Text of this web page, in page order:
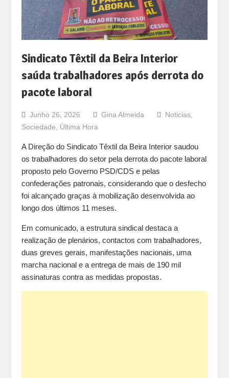
Sindicato Têxtil da Beira Interior
saúda trabalhadores após derrota do
pacote laboral
Junho 26, 2026 Gina Almeida Noticias,
Sociedade
Última Hora
A Direção do Sindicato Têxtil da Beira Interior saudou
os trabalhadores do setor pela derrota do pacote laboral
proposto pelo Governo PSD/CDS e pelas
confederações patronais, considerando que o desfecho
foi alcançado graças à mobilização desenvolvida ao
longo dos últimos 11 meses.
Em comunicado, a estrutura sindical destaca a
realização de plenários, contactos com trabalhadores,
duas greves gerais, manifestações nacionais, uma
marcha nacional e a entrega de mais de 190 mil
assinaturas contra as medidas propostas.